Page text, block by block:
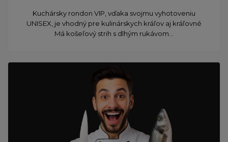
​Kuchársky rondon VIP, vďaka svojmu vyhotoveniu
UNISEX, je vhodný pre kulinárskych kráľov aj kráľovné
Má košeľový strih s dlhým rukávom...